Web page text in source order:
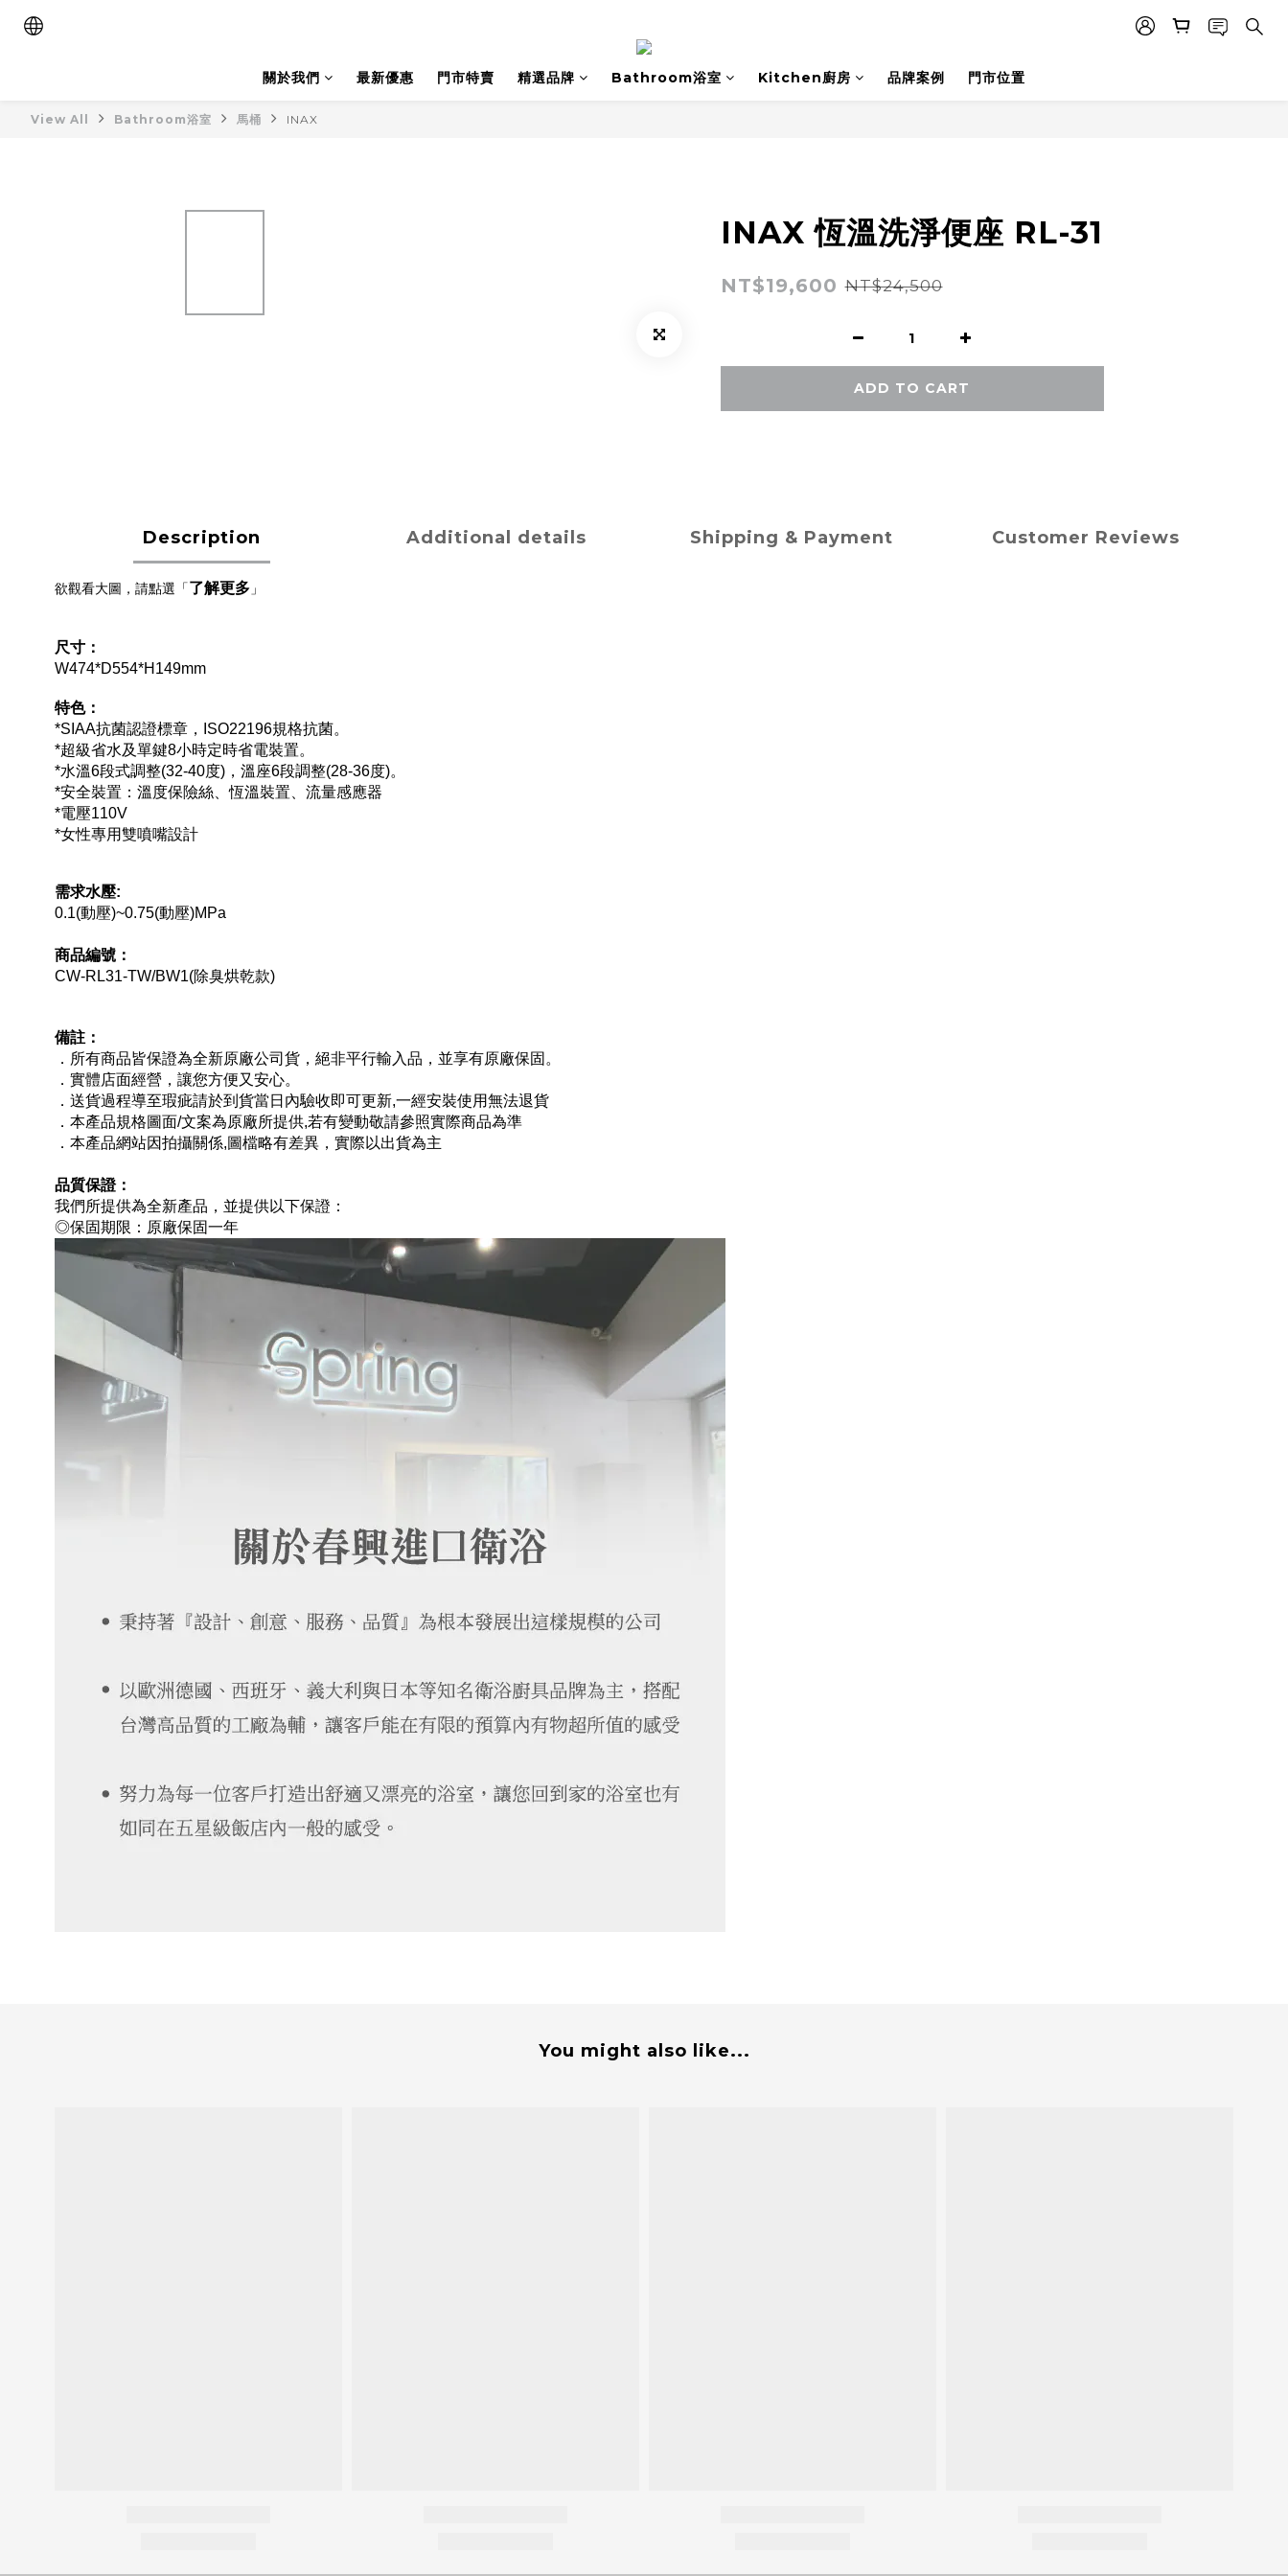
關於我們 最新優惠 門市特賣 精選品牌 Bathroom浴室 Kitchen廚房 品牌案例 門市位置
View All Bathroom浴室 馬桶 INAX
INAX 恆溫洗淨便座 RL-31
NT$19,600 NT$24,500
ADD TO CART
Description Additional details Shipping & Payment Customer Reviews
欲觀看大圖，請點選「了解更多 」
尺寸：
W474*D554*H149mm
特色：
*SIAA抗菌認證標章，ISO22196規格抗菌。
*超級省水及單鍵8小時定時省電裝置。
*水溫6段式調整(32-40度)，溫座6段調整(28-36度)。
*安全裝置：溫度保險絲、恆溫裝置、流量感應器
*電壓110V
*女性專用雙噴嘴設計
需求水壓:
0.1(動壓)~0.75(動壓)MPa
商品編號：
CW-RL31-TW/BW1(除臭烘乾款)
備註：
．所有商品皆保證為全新原廠公司貨，絕非平行輸入品，並享有原廠保固。
．實體店面經營，讓您方便又安心。
．送貨過程導至瑕疵請於到貨當日內驗收即可更新,一經安裝使用無法退貨
．本產品規格圖面/文案為原廠所提供,若有變動敬請參照實際商品為準
．本產品網站因拍攝關係,圖檔略有差異，實際以出貨為主
品質保證：
我們所提供為全新產品，並提供以下保證：
◎保固期限：原廠保固一年
You might also like...